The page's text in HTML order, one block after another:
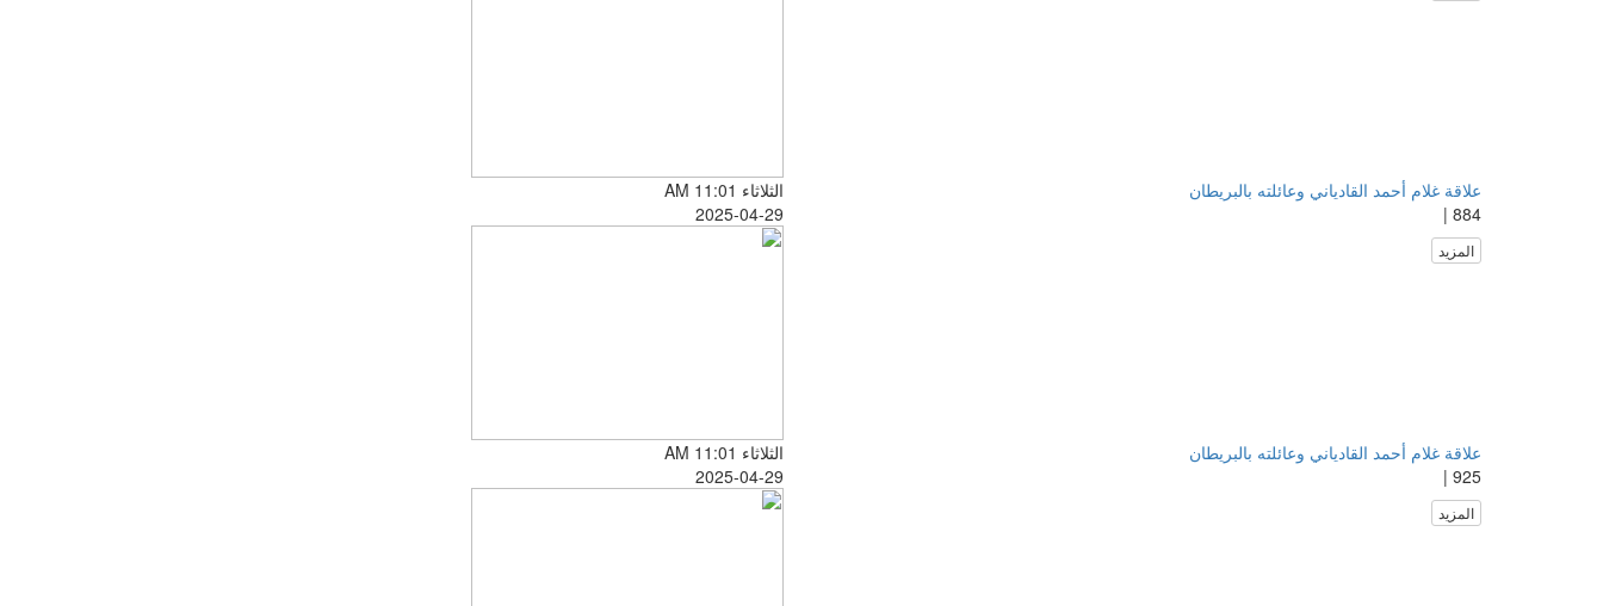
الثلاثاء AM 11:01
2025-04-29
علاقة غلام أحمد القادياني وعائلته بالبريطان
884 |
المزيد
الثلاثاء AM 11:01
2025-04-29
علاقة غلام أحمد القادياني وعائلته بالبريطان
925 |
المزيد